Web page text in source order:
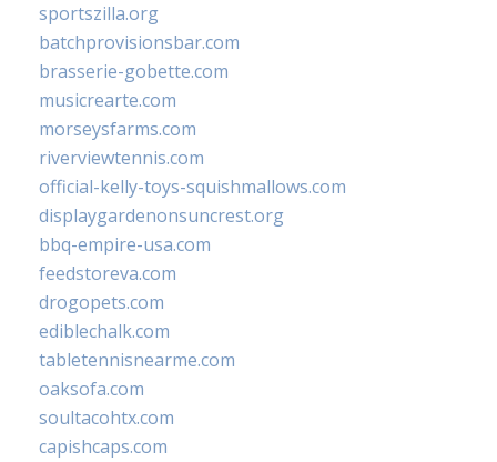
sportszilla.org
batchprovisionsbar.com
brasserie-gobette.com
musicrearte.com
morseysfarms.com
riverviewtennis.com
official-kelly-toys-squishmallows.com
displaygardenonsuncrest.org
bbq-empire-usa.com
feedstoreva.com
drogopets.com
ediblechalk.com
tabletennisnearme.com
oaksofa.com
soultacohtx.com
capishcaps.com